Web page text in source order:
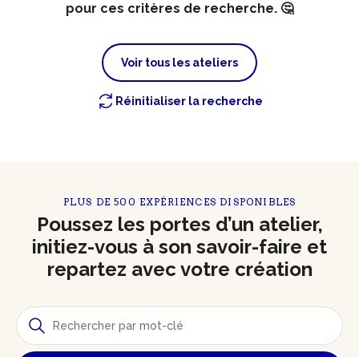
pour ces critères de recherche. 🤔
Voir tous les ateliers
Réinitialiser la recherche
PLUS DE 500 EXPÉRIENCES DISPONIBLES
Poussez les portes d’un atelier,
initiez-vous à son savoir-faire et
repartez avec votre création